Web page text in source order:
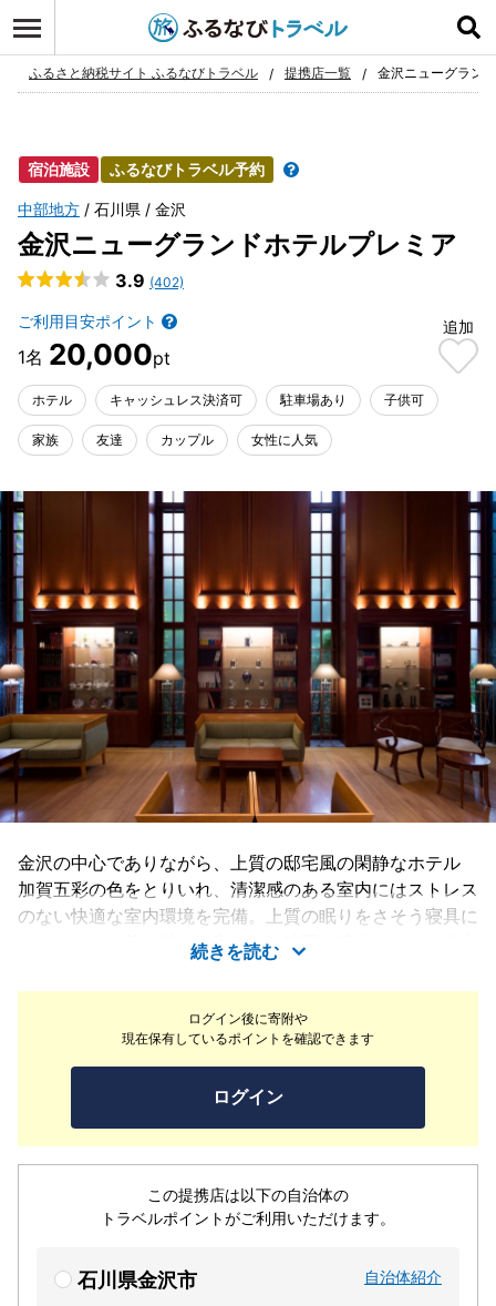
お気に入り
ふるさと納税サイト ふるなびトラベル 提携店一覧 金沢ニューグラン
宿泊施設 ふるなびトラベル予約
中部地方 石川県 金沢
金沢ニューグランドホテルプレミア
3.9 (402)
ご利用目安ポイント
20,000
追加
ホテル キャッシュレス決済可 駐車場あり 子供可
家族 友達 カップル 女性に人気
ログイン後に寄附や
現在保有しているポイントを確認できます
ログイン
この提携店は以下の自治体の
トラベルポイントがご利用いただけます。
石川県金沢市 自治体紹介
金沢の中心でありながら、上質の邸宅風の閑静なホテル
加賀五彩の色をとりいれ、清潔感のある室内にはストレス
のない快適な室内環境を完備。上質の眠りをさそう寝具に
てゆっくりと落ち着いた安らぎの時間を演出します。兼六
園や金沢城公園など人気観光スポット、そしてお食事処や
買い物ができる繁華街香林坊や近江町市場が徒歩圏内、観
光の拠点としても大変便利です。
続きを読む